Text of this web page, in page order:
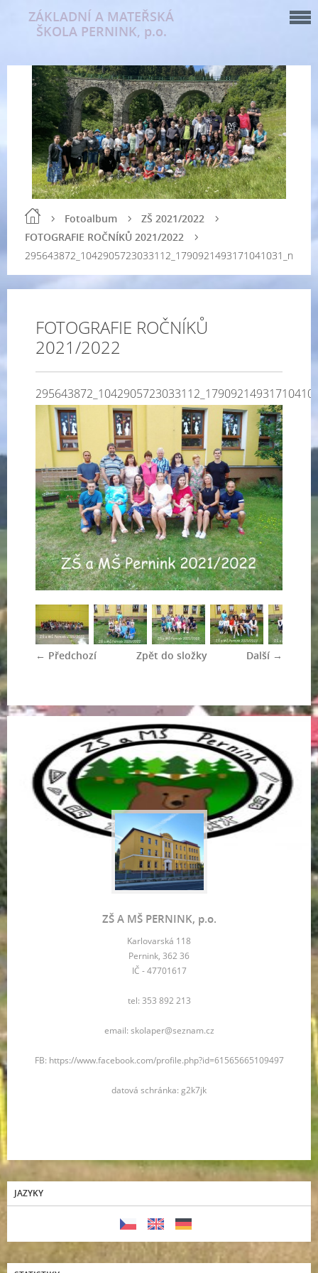
ZÁKLADNÍ A MATEŘSKÁ
ŠKOLA PERNINK, p.o.
Fotoalbum
ZŠ 2021/2022
FOTOGRAFIE ROČNÍKŮ 2021/2022
295643872_1042905723033112_1790921493171041031_n
FOTOGRAFIE ROČNÍKŮ
2021/2022
← Předchozí Další →
Zpět do složky
ZŠ A MŠ PERNINK, p.o.
Karlovarská 118
Pernink, 362 36
IČ - 47701617
tel: 353 892 213
email: skolaper@seznam.cz
FB: https://www.facebook.com/profile.php?id=61565665109497
datová schránka: g2k7jk
JAZYKY